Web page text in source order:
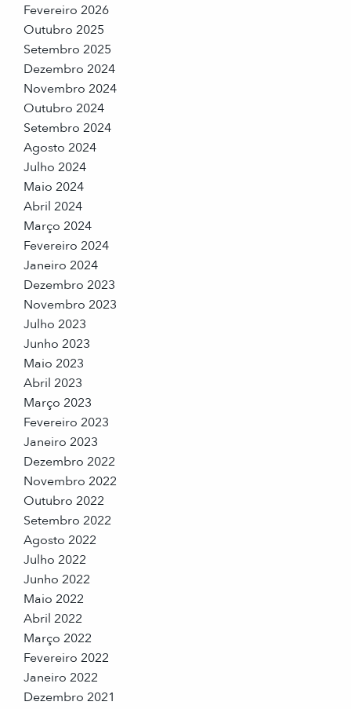
Fevereiro 2026
Outubro 2025
Setembro 2025
Dezembro 2024
Novembro 2024
Outubro 2024
Setembro 2024
Agosto 2024
Julho 2024
Maio 2024
Abril 2024
Março 2024
Fevereiro 2024
Janeiro 2024
Dezembro 2023
Novembro 2023
Julho 2023
Junho 2023
Maio 2023
Abril 2023
Março 2023
Fevereiro 2023
Janeiro 2023
Dezembro 2022
Novembro 2022
Outubro 2022
Setembro 2022
Agosto 2022
Julho 2022
Junho 2022
Maio 2022
Abril 2022
Março 2022
Fevereiro 2022
Janeiro 2022
Dezembro 2021